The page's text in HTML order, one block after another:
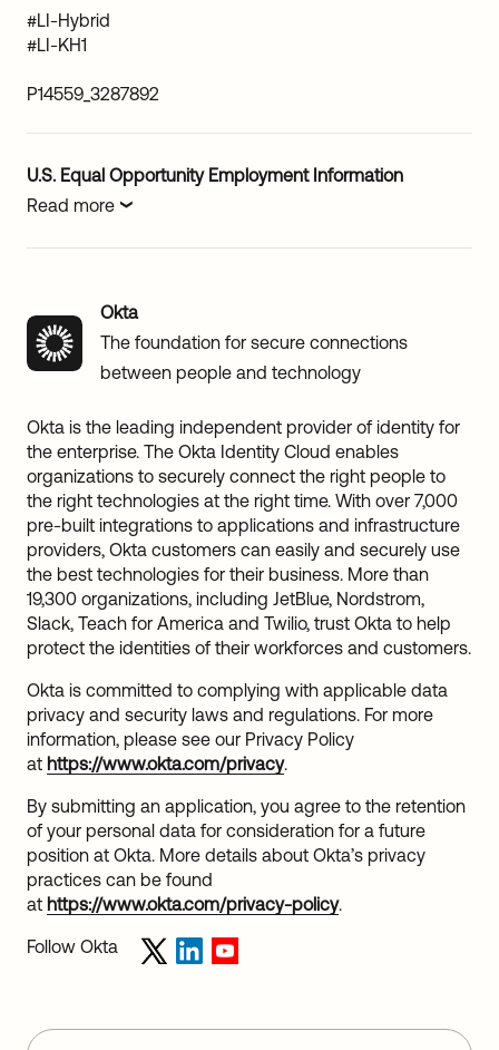
#LI-Hybrid
#LI-KH1
P14559_3287892
U.S. Equal Opportunity Employment Information
Read more
Okta
The foundation for secure connections
between people and technology
Okta is the leading independent provider of identity for
the enterprise. The Okta Identity Cloud enables
organizations to securely connect the right people to
the right technologies at the right time. With over 7,000
pre-built integrations to applications and infrastructure
providers, Okta customers can easily and securely use
the best technologies for their business. More than
19,300 organizations, including JetBlue, Nordstrom,
Slack, Teach for America and Twilio, trust Okta to help
protect the identities of their workforces and customers.
Okta is committed to complying with applicable data
privacy and security laws and regulations. For more
information, please see our Privacy Policy
at https://www.okta.com/privacy.
By submitting an application, you agree to the retention
of your personal data for consideration for a future
position at Okta. More details about Okta’s privacy
practices can be found
at https://www.okta.com/privacy-policy.
Follow Okta